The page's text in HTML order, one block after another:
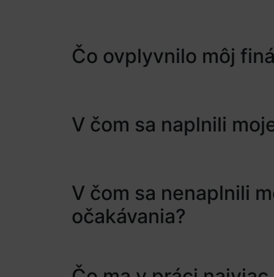
Čo ovplyvnilo môj
V čom sa naplnili
V čom sa nenaplnili
očakávania?